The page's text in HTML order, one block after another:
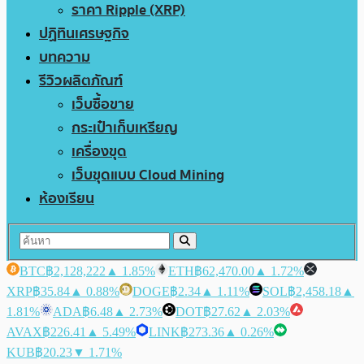
ราคา Ripple (XRP)
ปฏิทินเศรษฐกิจ
บทความ
รีวิวผลิตภัณฑ์
เว็บซื้อขาย
กระเป๋าเก็บเหรียญ
เครื่องขุด
เว็บขุดแบบ Cloud Mining
ห้องเรียน
BTC฿2,128,222 ▲ 1.85% ETH฿62,470.00 ▲ 1.72%
XRP฿35.84 ▲ 0.88% DOGE฿2.34 ▲ 1.11% SOL฿2,458.18 ▲
1.81%
ADA฿6.48 ▲ 2.73% DOT฿27.62 ▲ 2.03%
AVAX฿226.41 ▲ 5.49% LINK฿273.36 ▲ 0.26%
KUB฿20.23▼ 1.71%